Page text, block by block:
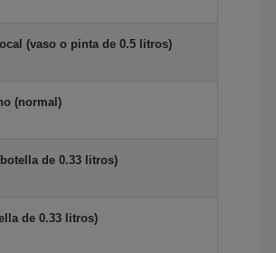
(vaso o pinta de 0.5 litros)
(normal)
de 0.33 litros)
de 0.33 litros)